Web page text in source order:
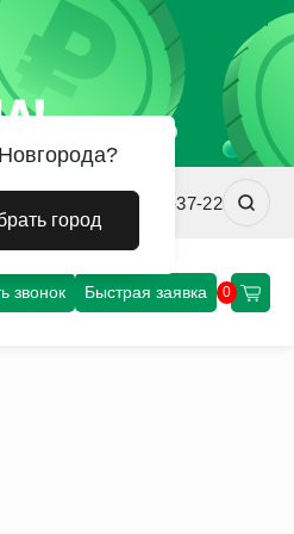
+7 (8312) 00-37-22
звонок Быстрая заявка 0
город